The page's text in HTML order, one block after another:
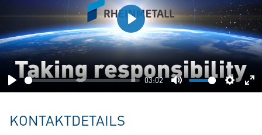
Play
03:02
Mute
Play
KONTAKTDETAILS